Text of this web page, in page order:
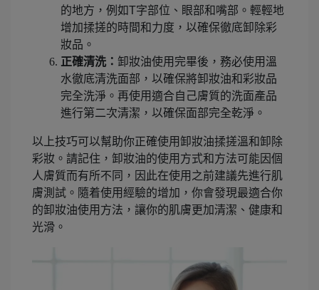
的地方，例如T字部位、眼部和嘴部。輕輕地
增加揉搓的時間和力度，以確保徹底卸除彩
妝品。
正確清洗： 卸妝油使用完畢後，務必使用溫
水徹底清洗面部，以確保將卸妝油和彩妝品
完全洗淨。再使用適合自己膚質的洗面產品
進行第二次清潔，以確保面部完全乾淨。
以上技巧可以幫助你正確使用卸妝油揉搓溫和卸除
彩妝。請記住，卸妝油的使用方式和方法可能因個
人膚質而有所不同，因此在使用之前建議先進行肌
膚測試。隨着使用經驗的增加，你會發現最適合你
的卸妝油使用方法，讓你的肌膚更加清潔、健康和
光滑。